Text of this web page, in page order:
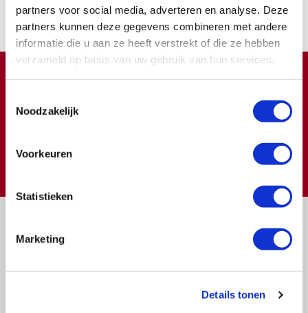
partners voor social media, adverteren en analyse. Deze
partners kunnen deze gegevens combineren met andere
informatie die u aan ze heeft verstrekt of die ze hebben
verzameld op basis van uw gebruik van hun services.
Noodzakelijk
Voorkeuren
Statistieken
Marketing
Details tonen
Nu lid worden
Doneren ?
Meer weten over wat we met uw extra gift doen?
€